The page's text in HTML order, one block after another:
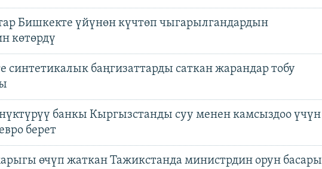
Бишкекте үйүнөн күчтөп чыгарылгандардын
көтөрдү
синтетикалык баңгизаттарды саткан жарандар тобу
банкы Кыргызстанды суу менен камсыздоо үчүн
берет
өчүп жаткан Тажикстанда министрдин орун басары